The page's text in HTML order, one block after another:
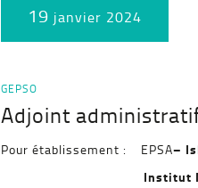
19 janvier 2024
GEPSO
Adjoint
Pour établissement : EPSA–
Institut Médico